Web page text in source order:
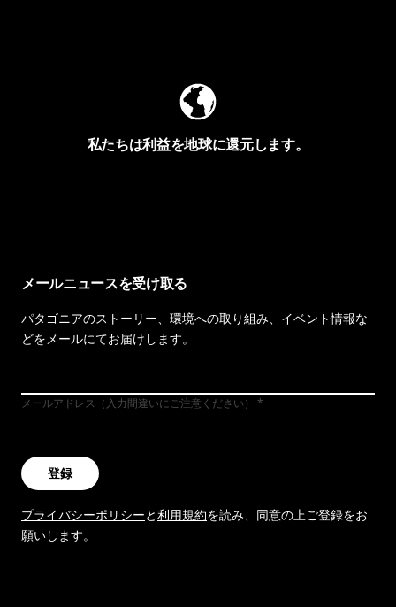
私たちは利益を地球に還元します。
メールニュースを受け取る
パタゴニアのストーリー、環境への取り組み、イベント情報な
どをメールにてお届けします。
メールアドレス（入力間違いにご注意ください）
登録
プライバシーポリシーと利用規約を読み、同意の上ご登録をお
願いします。